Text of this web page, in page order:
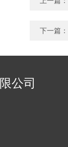
下一篇：
公司